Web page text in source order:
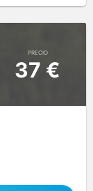
PRECIO
37 €